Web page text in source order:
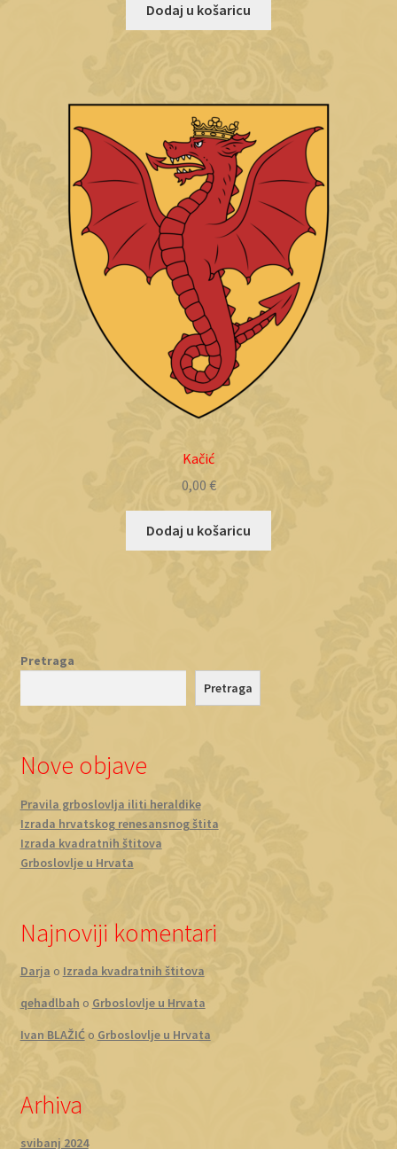
Dodaj u košaricu
Kačić
0,00 €
Dodaj u košaricu
Pretraga
Pretraga
Nove objave
Pravila grboslovlja iliti heraldike
Izrada hrvatskog renesansnog štita
Izrada kvadratnih štitova
Grboslovlje u Hrvata
Najnoviji komentari
Darja o Izrada kvadratnih štitova
qehadlbah o Grboslovlje u Hrvata
Ivan BLAŽIĆo Grboslovlje u Hrvata
Arhiva
svibanj 2024